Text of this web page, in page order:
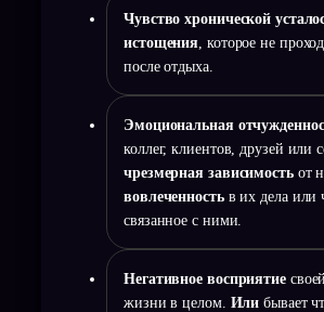
Чувство хронической
истощения , которое не
после отдыха.
Эмоциональная
коллег, клиентов, друзей или
чрезмерная зависимостьот
вовлеченность в их дела или
связанное с ними.
Негативное восприятие
жизни в целом. Или бывает